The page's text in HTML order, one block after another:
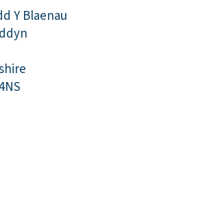
Y Blaenau